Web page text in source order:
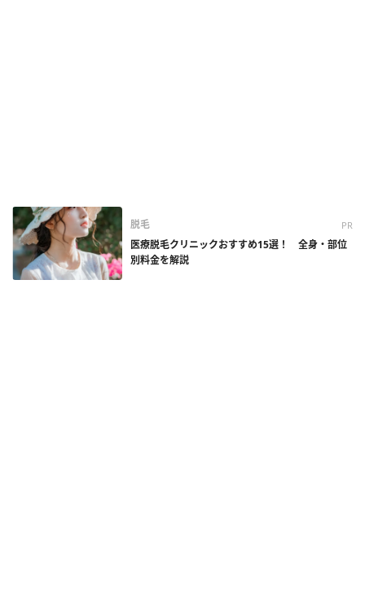
脱毛 PR
医療脱毛クリニックおすすめ15選！ 全身・部位
別料金を解説